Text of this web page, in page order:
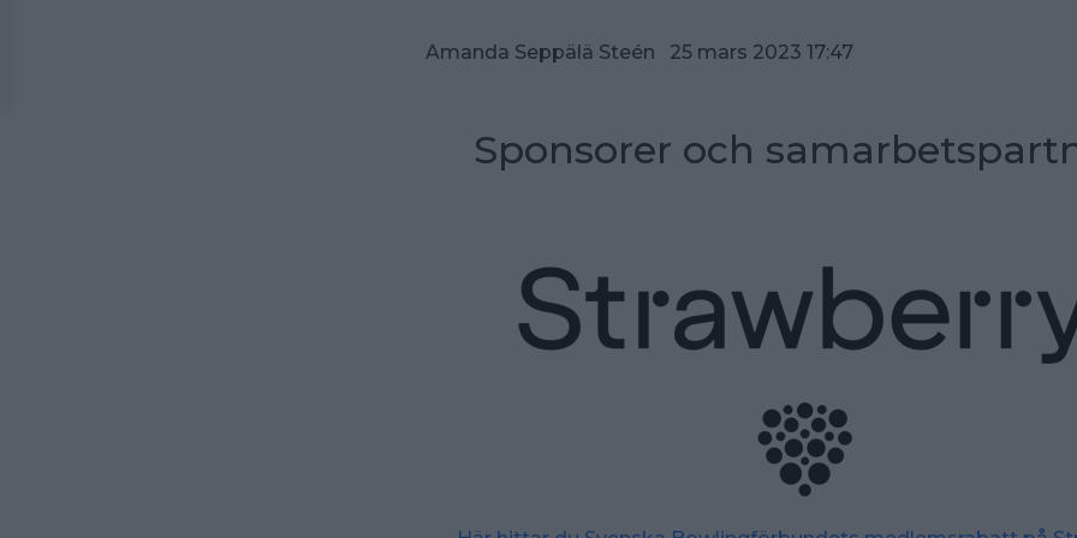
Amanda Seppälä Steén 25 mars 2023 17:47
Sponsorer och